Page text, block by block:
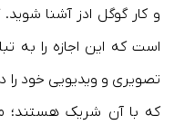
و کار گوگل ادز آشنا شوید.
است که این اجازه را به
تصویری و ویدیویی خود